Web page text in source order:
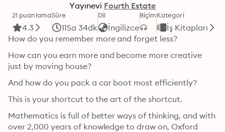
Yayınevi Fourth Estate
21 puanlama
4.3
Süre
11Sa 34dk
Dil
İngilizce
BiçimKategori
İş Kitapları
How do you remember more and forget less?
How can you earn more and become more creative
just by moving house?
And how do you pack a car boot most efficiently?
This is your shortcut to the art of the shortcut.
Mathematics is full of better ways of thinking, and with
over 2,000 years of knowledge to draw on, Oxford